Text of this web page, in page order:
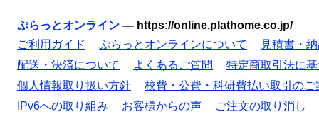
ぷらっとオンライン — https://online.plathome.co.jp/
ご利用ガイド
ぷらっとオンラインについて
見積書・
配送・決済について
よくあるご質問
特定商取引法に
個人情報取り扱い方針
校費・公費・科研費払い取引のご
IPv6への取り組み
お客様からの声 ご注文の取り消し